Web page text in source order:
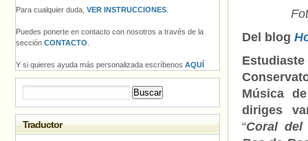
Del blog
Música
diriges
“Coral del
Para cualquier duda, VER INSTRUCCIONES
Puedes ponerte en contacto con nosotros a través de la
sección CONTACTO
Y si quieres ayuda más personalizada escríbenos AQUÍ
Traductor